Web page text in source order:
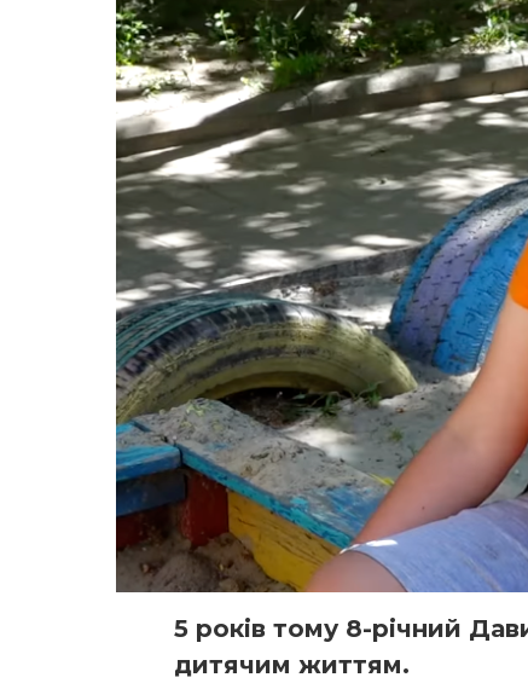
5 років тому 8-річний
дитячим життям.